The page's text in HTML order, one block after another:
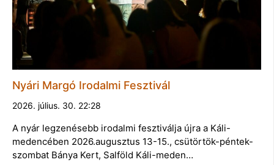
Nyári Margó Irodalmi Fesztivál
2026. július. 30. 22:28
A nyár legzenésebb irodalmi fesztiválja újra a Káli-
medencében 2026.augusztus 13-15., csütörtök-péntek-
szombat Bánya Kert, Salföld Káli-meden…